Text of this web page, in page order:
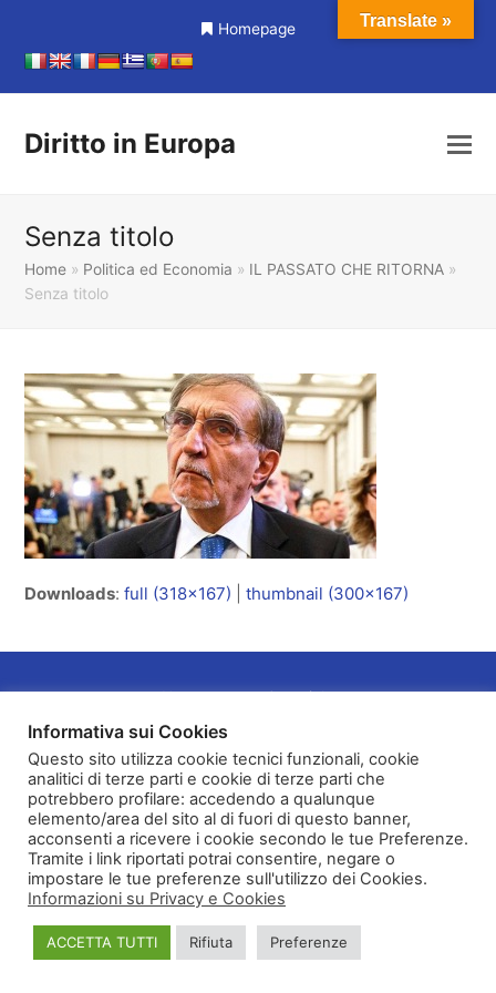
Homepage
Diritto in Europa
Senza titolo
Home » Politica ed Economia » IL PASSATO CHE RITORNA »
Senza titolo
Downloads:full (318x167) |thumbnail (300x167)
Homepage
Copyright
Informativa sulla Privacy e Cookies
Informativa sui Cookies
Questo sito utilizza cookie tecnici funzionali, cookie
analitici di terze parti e cookie di terze parti che
potrebbero profilare: accedendo a qualunque
elemento/area del sito al di fuori di questo banner,
acconsenti a ricevere i cookie secondo le tue Preferenze.
Tramite i link riportati potrai consentire, negare o
impostare le tue preferenze sull'utilizzo dei Cookies.
Informazioni su Privacy e Cookies
ACCETTA TUTTI Rifiuta Preferenze
Translate »